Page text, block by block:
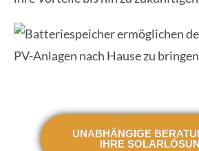
UNABHÄNGIGE
IHRE